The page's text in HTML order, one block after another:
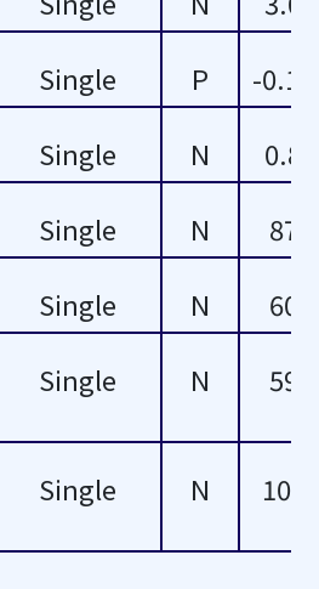
29
50
-
-
-
Single P
-0.13
Single N
0.8
Single N
87
Single N
60
Single N 59
Single N 103